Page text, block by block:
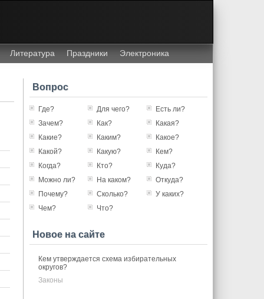
Литература Праздники Электроника
Вопрос
Где? Для чего?
Есть ли?
Зачем?
Как?
Какая?
Какие?
Каким?
Какое?
Какой?
Какую?
Кем?
Когда?
Кто?
Куда?
Можно ли?
На каком?
Откуда?
Почему?
Сколько?
У каких?
Чем?
Что?
Новое на сайте
Кем утверждается схема избирательных
округов?
Законы